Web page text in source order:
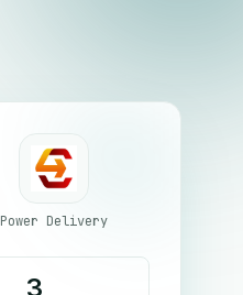
Power Delivery
3